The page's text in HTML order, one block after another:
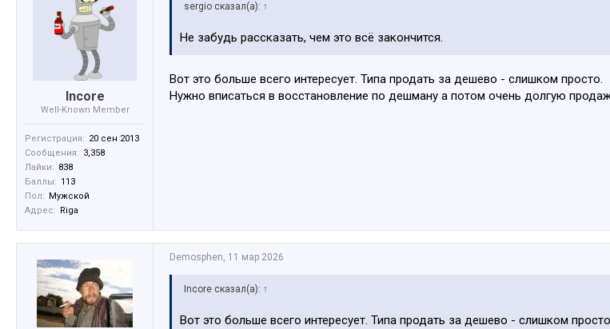
Incore
Well-Known Member
Регистрация: 20 сен 2013
Сообщения: 3,358
Лайки: 838
Баллы: 113
Пол: Мужской
Адрес: Riga
sergio сказал(а): ↑
Не забудь рассказать, чем это всё закончится.
Вот это больше всего интересует. Типа продать за дешево - слишком просто.
Нужно вписаться в восстановление по дешману а потом очень долгую
Demosphen, 11 мар 2026
Incore сказал(а): ↑
Вот это больше всего интересует. Типа продать за дешево - слишком